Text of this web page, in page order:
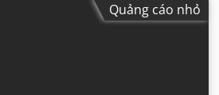
Quảng cáo nhỏ